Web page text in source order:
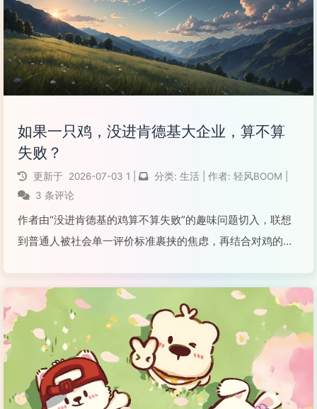
如果一只鸡，没进肯德基大企业，算不算
失败？
更新于 2026-07-03 1 分类: 生活 作者: 轻风BOOM
3 条评论
作者由“没进肯德基的鸡算不算失败”的趣味问题切入，联想
到普通人被社会单一评价标准裹挟的焦虑，再结合对鸡的不
阅读全文...